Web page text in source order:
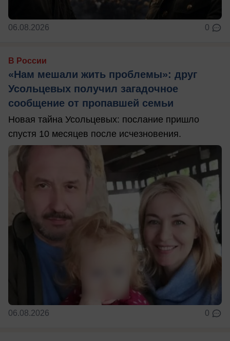
06.08.2026 0
В России
«Нам мешали жить проблемы»: друг
Усольцевых получил загадочное
сообщение от пропавшей семьи
Новая тайна Усольцевых: послание пришло
спустя 10 месяцев после исчезновения.
06.08.2026 0